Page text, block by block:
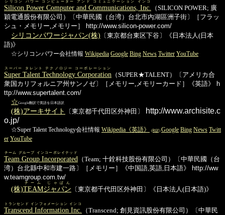
Silicon Power Computer and Communications, Inc.
シリコン パワー コンピューター アンド コミュニケーション インコ
（SILICON POWER; 廣
穎電通股份有限公司）〔中華民國（台湾）台北市內湖區洲子街〕［フラッ
シュ・メモリー,メモリー］
http://www.silicon-power.com/
シリコンパワージャパン(株) 〔東京都台東区下谷〕《日本法人(日本
語)》
☆シリコンパワー会社情報 Wikipedia Google Bing News Twitter YouTube
Super Talent Technology Corporation
スーパー タレント テクノロジー コーポレーション
（SUPER★TALENT）〔アメリカ合
衆国カリフォルニア州サンノゼ〕［メモリー,メモリーカード］《英語》
h
ttp://www.supertalent.com/
☆Google翻訳で英語を日本語訳
(株)アーキサイト 〔東京都千代田区外神田〕
http://www.archisite.c
o.jp/
☆Super Talent Technology会社情報 Wikipedia《英語》 (和訳) Google Bing News Twitt
er YouTube
Team Group Incorporated
チーム グループ インコーポレイテッド
（Team; 十銓科技股份有限公司）〔中華民國（台
湾）台北縣中和市建一路〕［メモリー］《中国語,英語,日本語》
http://ww
w.teamgroup.com.tw/
(株)TEAMジャパン
チーム じゃぱん
〔東京都千代田区外神田〕《日本法人(日本語)》
Transcend Information Inc.
トランセンド インフォメーション インコ
（Transcend; 創見資訊股份有限公司）〔中華民